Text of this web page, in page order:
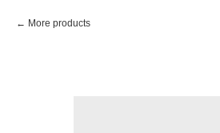
More products